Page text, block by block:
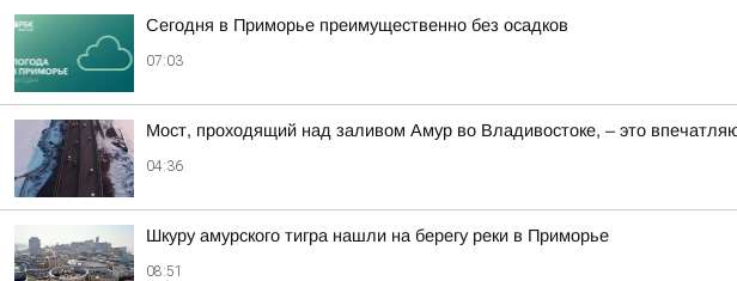
Сегодня в Приморье преимущественно без осадков
07:03
Мост, проходящий над заливом Амур во Владивостоке, – это
04:36
Шкуру амурского тигра нашли на берегу реки в Приморье
08:51